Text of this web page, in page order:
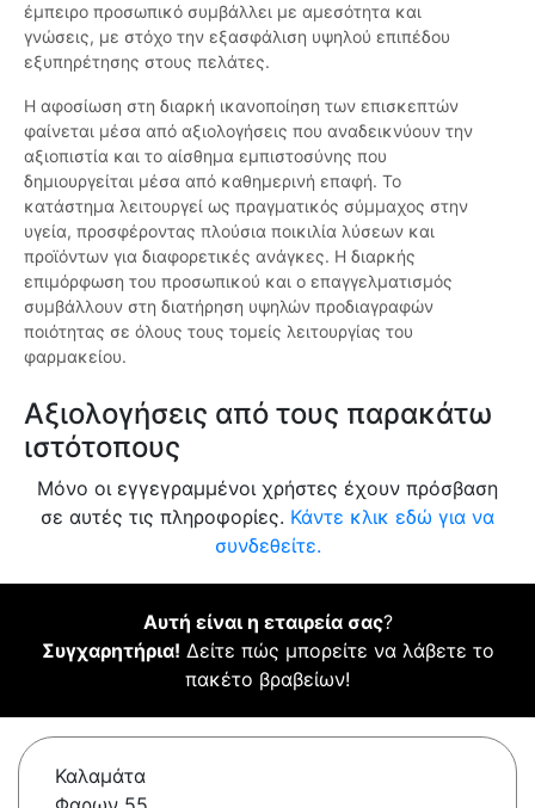
έμπειρο προσωπικό συμβάλλει με αμεσότητα και
γνώσεις, με στόχο την εξασφάλιση υψηλού επιπέδου
εξυπηρέτησης στους πελάτες.
Η αφοσίωση στη διαρκή ικανοποίηση των επισκεπτών
φαίνεται μέσα από αξιολογήσεις που αναδεικνύουν την
αξιοπιστία και το αίσθημα εμπιστοσύνης που
δημιουργείται μέσα από καθημερινή επαφή. Το
κατάστημα λειτουργεί ως πραγματικός σύμμαχος στην
υγεία, προσφέροντας πλούσια ποικιλία λύσεων και
προϊόντων για διαφορετικές ανάγκες. Η διαρκής
επιμόρφωση του προσωπικού και ο επαγγελματισμός
συμβάλλουν στη διατήρηση υψηλών προδιαγραφών
ποιότητας σε όλους τους τομείς λειτουργίας του
φαρμακείου.
Αξιολογήσεις από τους παρακάτω
ιστότοπους
Μόνο οι εγγεγραμμένοι χρήστες έχουν πρόσβαση
σε αυτές τις πληροφορίες. Κάντε κλικ εδώ για να
συνδεθείτε.
Αυτή είναι η εταιρεία σας?
Συγχαρητήρια! Δείτε πώς μπορείτε να λάβετε το
πακέτο βραβείων!
Καλαμάτα